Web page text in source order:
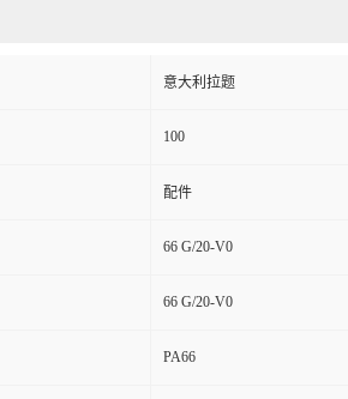
意大利拉题
100
配件
66 G/20-V0
66 G/20-V0
PA66